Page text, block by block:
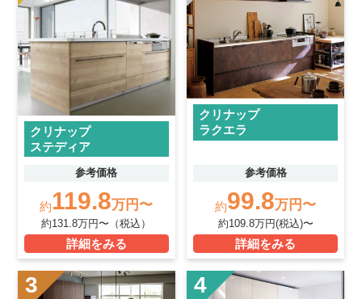
クリナップ
ステディア
参考価格
約119.8万円〜
約131.8万円〜（税込）
詳細をみる
クリナップ
ラクエラ
参考価格
約99.8万円〜
約109.8万円(税込)〜
詳細をみる
3 4